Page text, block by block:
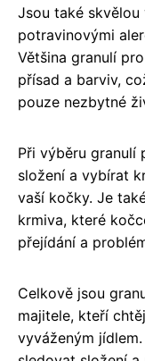
Jsou také
potravinovými
Většina granulí
přísad a barviv,
pouze nezbytné
Při výběru granulí
složení a vybírat
vaší kočky. Je
krmiva, které
přejídání a
Celkově jsou
majitele, kteří
vyváženým